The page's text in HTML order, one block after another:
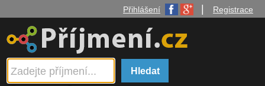
Přihlášení Registrace